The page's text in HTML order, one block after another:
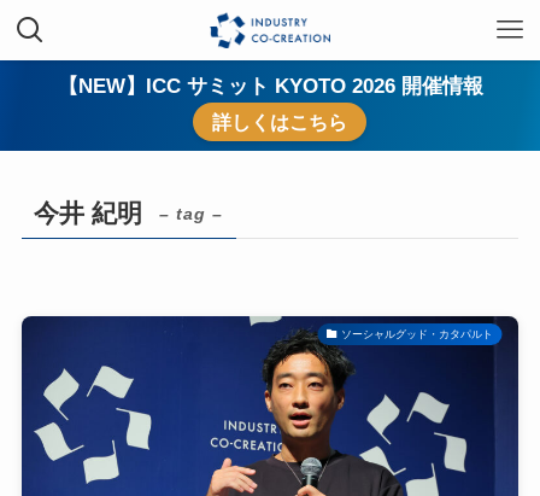
【NEW】ICC サミット KYOTO 2026 開催情報
詳しくはこちら
今井 紀明 – tag –
ソーシャルグッド・カタパルト